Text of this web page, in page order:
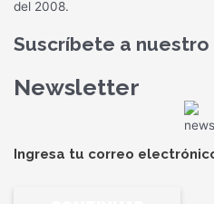
del 2008.
Suscríbete a nuestro
Newsletter
Ingresa tu correo